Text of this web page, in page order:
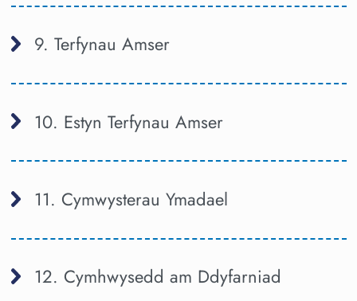
9. Terfynau Amser
10. Estyn Terfynau Amser
11. Cymwysterau Ymadael
12. Cymhwysedd am Ddyfarniad